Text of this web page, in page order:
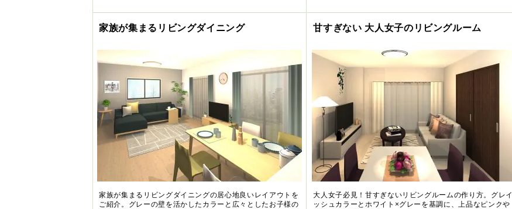
家族が集まるリビングダイニング
家族が集まるリビングダイニングの居心地良いレイアウトを
ご紹介。グレーの壁を活かしたカラーと広々としたお子様の
甘すぎない 大人女子のリビングルーム
大人女子必見！甘すぎないリビングルームの作り方。グレイ
ッシュカラーとホワイト×グレーを基調に、上品なピンクや